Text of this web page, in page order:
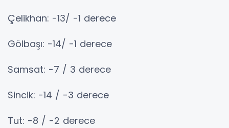
Çelikhan: -13/ -1 derece
Gölbaşı: -14/ -1 derece
Samsat: -7 / 3 derece
Sincik: -14 / -3 derece
Tut: -8 / -2 derece